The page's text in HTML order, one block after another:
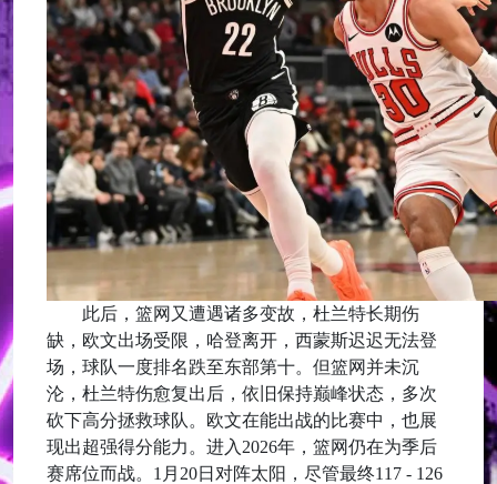
此后，篮网又遭遇诸多变故，杜兰特长期伤
缺，欧文出场受限，哈登离开，西蒙斯迟迟无法登
场，球队一度排名跌至东部第十。但篮网并未沉
沦，杜兰特伤愈复出后，依旧保持巅峰状态，多次
砍下高分拯救球队。欧文在能出战的比赛中，也展
现出超强得分能力。进入2026年，篮网仍在为季后
赛席位而战。1月20日对阵太阳，尽管最终117 - 126